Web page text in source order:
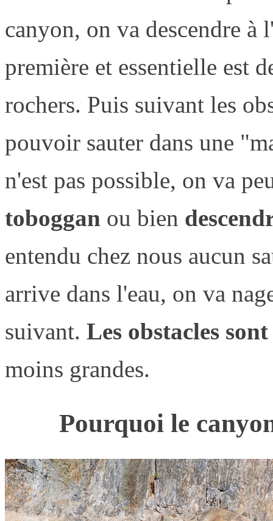
canyon, on va descendre à
première et essentielle est
rochers. Puis suivant les
pouvoir sauter dans une
n'est pas possible, on va
toboggan ou bien
entendu chez nous aucun
arrive dans l'eau, on va
suivant. Les obstacles
moins grandes.
Pourquoi le